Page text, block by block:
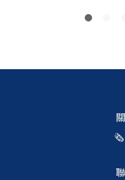
🗞️